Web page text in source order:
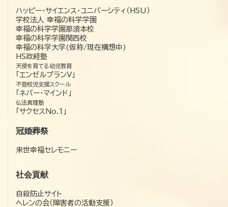
ハッピー・サイエンス・ユニバーシティ（HSU）
学校法人 幸福の科学学園
幸福の科学学園那須本校
幸福の科学学園関西校
幸福の科学大学(仮称/現在構想中)
HS政経塾
天使を育てる幼児教育
「エンゼルプランV」
不登校児支援スクール
「ネバー・マインド」
仏法真理塾
「サクセスNo.1」
冠婚葬祭
来世幸福セレモニー
社会貢献
自殺防止サイト
ヘレンの会（障害者の活動支援）